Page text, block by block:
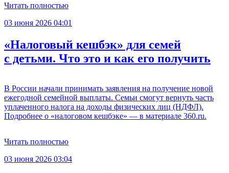
Читать полностью
03 июня 2026 04:01
«Налоговый кешбэк» для семей
с детьми. Что это и как его получить
В России начали принимать заявления на получение новой
ежегодной семейной выплаты. Семьи смогут вернуть часть
уплаченного налога на доходы физических лиц (НДФЛ).
Подробнее о «налоговом кешбэке» — в материале 360.ru.
Читать полностью
03 июня 2026 03:04